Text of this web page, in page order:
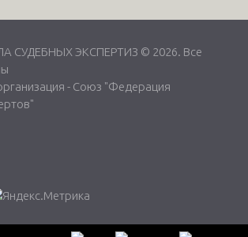
СУДЕБНЫХ ЭКСПЕРТИЗ © 2026. Все
- Союз "Федерация